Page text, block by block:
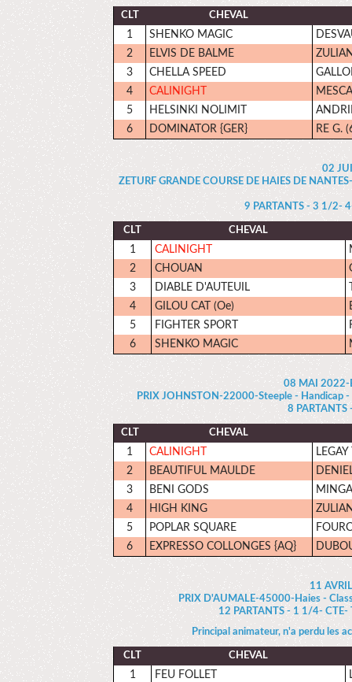
CLT CHEVAL
1 SHENKO MAGIC
2
ELVIS DE BALME
3
CHELLA SPEED
4
CALINIGHT
5
HELSINKI NOLIMIT
6
DOMINATOR {GER} RE G.
02
ZETURF GRANDE COURSE DE HAIES DE
9 PARTANTS - 3 1/2-
CLT CHEVAL
1 CALINIGHT
2
CHOUAN
3
DIABLE D'AUTEUIL
4
GILOU CAT (Oe)
5
FIGHTER SPORT
6
SHENKO MAGIC
08 MAI 2022-
PRIX JOHNSTON-22000-Steeple - Handicap
8
CLT CHEVAL
1 CALINIGHT
2
BEAUTIFUL MAULDE
3
BENI GODS
4
HIGH KING
5
POPLAR SQUARE
6
EXPRESSO COLLONGES {AQ}
11
PRIX D'AUMALE-45000-Haies -
12 PARTANTS - 1 1/4-
Principal animateur, n'a perdu les
CLT CHEVAL
1 FEU FOLLET